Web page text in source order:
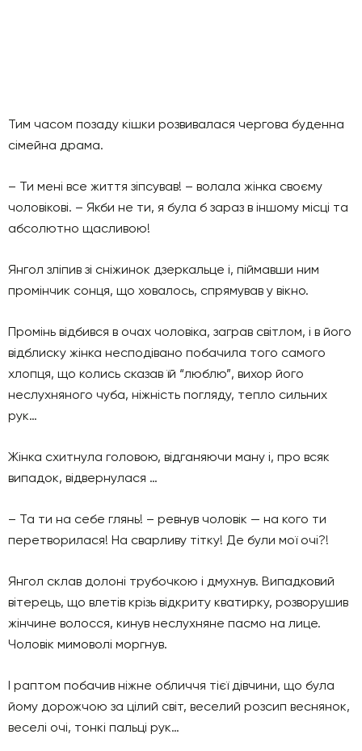
Тим часом позаду кішки розвивалася чергова буденна
сімейна драма.
– Ти мені все життя зіпсував! – волала жінка своєму
чоловікові. – Якби не ти, я була б зараз в іншому місці та
абсолютно щасливою!
Янгол зліпив зі сніжинок дзеркальце і, піймавши ним
промінчик сонця, що ховалось, спрямував у вікно.
Промінь відбився в очах чоловіка, заграв світлом, і в його
відблиску жінка несподівано побачила того самого
хлопця, що колись сказав їй “люблю”, вихор його
неслухняного чуба, ніжність погляду, тепло сильних
рук…
Жінка схитнула головою, відганяючи ману і, про всяк
випадок, відвернулася …
– Та ти на себе глянь! – ревнув чоловік — на кого ти
перетворилася! На сварливу тітку! Де були мої очі?!
Янгол склав долоні трубочкою і дмухнув. Випадковий
вітерець, що влетів крізь відкриту кватирку, розворушив
жінчине волосся, кинув неслухняне пасмо на лице.
Чоловік мимоволі моргнув.
І раптом побачив ніжне обличчя тієї дівчини, що була
йому дорожчою за цілий світ, веселий розсип веснянок,
веселі очі, тонкі пальці рук…